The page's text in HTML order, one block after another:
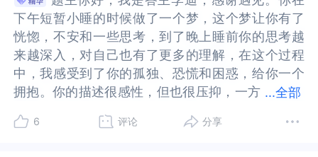
不被真诚对待的，或者是被当个人来对待的，你内
心很渴望被无条件的关爱，对于价值交换得到的交
流互动的关系，让你有些受伤，不管是你用ChatGP
T这个工具，还是在你和他的关系里被当成工具，这
些似乎都是你需要的，但同时又是让你难过的，你
很渴望与人建立真正的情感链接，但似乎又很害怕
真情实感的流露，于是你选择了“工具”，成为了别
被真诚对待的，或者是被当个人来对待的，你内心
很渴望被无条件的关爱，对于价值交换得到的交流
互动的关系，让你有些受伤，不管是你用ChatGPT
这个工具，还是在你和他的关系里被当成工具，这
些似乎都是你需要的，但同时又是让你难过的，你
很渴望与人建立真正的情感链接，但似乎又很害怕
真情实感的流露，于是你选择了“工具”，成为了别
见证，我自己就是我自己最好的见证，我是主人公
我有完整的记忆。”无论我们往哪个方向走，都是往
前走。
见证，我自己就是我自己最好的见证，我是主人公
我有完整的记忆。”无论我们往哪个方向走，都是往
前走。
情绪日记、跟咨询师或其他你信赖的人把那段经历
更完整地陈述出来，接纳它带给你的感受。接下来
可以思考一下你真正期待的关系是什么样的，也许
你会有点害怕受伤、害怕失望，但好的关系是值得
的冒险，因为那是你为自己而做的努力。在过程当
中，你可以更多关注自己的需求和边界，无论如何
选择，你并不需要向别人证明什么，跟他人建立连
跟咨询师或其他你信赖的人把那段经历更完整地陈
述出来，接纳它带给你的感受。接下来可以思考一
下你真正期待的关系是什么样的，也许你会有点害
怕受伤、害怕失望，但好的关系是值得的冒险，因
为那是你为自己而做的努力。在过程当中，你可以
更多关注自己的需求和边界，无论如何选择，你并
不需要向别人证明什么，跟他人建立连接的过程也
充满了攻击。第二，你和他的关系，好像按他的说
法，是一种两个人互为工具人的关系。但是你不高
兴，不喜欢他的这个说法，因为你从来没把他当工
具，你和他交心，他却把你当工具，居然还认为你
也是这样。你觉得们俩之间一直都很不平等，你也
深受这种不平等的折磨。他既然这样说，你只能也
把他当工具，当工具便要衡量价值，没有任何利用
价值，就可以丢弃，所以你选择拉黑了他。第三，
击。第二，你和他的关系，好像按他的说法，是一
种两个人互为工具人的关系。但是你不高兴，不喜
欢他的这个说法，因为你从来没把他当工具，你和
他交心，他却把你当工具，居然还认为你也是这
样。你觉得们俩之间一直都很不平等，你也深受这
种不平等的折磨。他既然这样说，你只能也把他当
工具，当工具便要衡量价值，没有任何利用价值，
就可以丢弃，所以你选择拉黑了他。第三，好像在
...全部
下午短暂小睡的时候做了一个梦，这个梦让你有了
恍惚，不安和一些思考，到了晚上睡前你的思考越
来越深入，对自己也有了更多的理解，在这个过程
中，我感受到了你的孤独、恐慌和困惑，给你一个
拥抱。你的描述很感性，但也很压抑，一方
表达自己的情绪，只有在特定环境下才能表达，所
下午短暂小睡的时候做了一个梦，这个梦让你有了
恍惚，不安和一些思考，到了晚上睡前你的思考越
来越深入，对自己也有了更多的理解，在这个过程
中，我感受到了你的孤独、恐慌和困惑，给你一个
拥抱。你的描述很感性，但也很压抑，一方面的压
己的情绪，只有在特定环境下才能表达，所以你的
6 评论 分享